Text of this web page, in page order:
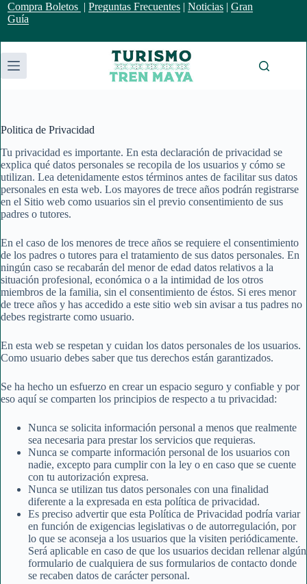
Saltar
Compra Boletos | Preguntas Frecuentes | Noticias | Gran
Guía
Politica de Privacidad
Tu privacidad es importante. En esta declaración de privacidad se
explica qué datos personales se recopila de los usuarios y cómo se
utilizan. Lea detenidamente estos términos antes de facilitar sus datos
personales en esta web. Los mayores de trece años podrán registrarse
en el Sitio web como usuarios sin el previo consentimiento de sus
padres o tutores.
En el caso de los menores de trece años se requiere el consentimiento
de los padres o tutores para el tratamiento de sus datos personales. En
ningún caso se recabarán del menor de edad datos relativos a la
situación profesional, económica o a la intimidad de los otros
miembros de la familia, sin el consentimiento de éstos. Si eres menor
de trece años y has accedido a este sitio web sin avisar a tus padres no
debes registrarte como usuario.
En esta web se respetan y cuidan los datos personales de los usuarios.
Como usuario debes saber que tus derechos están garantizados.
Se ha hecho un esfuerzo en crear un espacio seguro y confiable y por
eso aquí se comparten los principios de respecto a tu privacidad:
Nunca se solicita información personal a menos que realmente
sea necesaria para prestar los servicios que requieras.
Nunca se comparte información personal de los usuarios con
nadie, excepto para cumplir con la ley o en caso que se cuente
con tu autorización expresa.
Nunca se utilizan tus datos personales con una finalidad
diferente a la expresada en esta política de privacidad.
Es preciso advertir que esta Política de Privacidad podría variar
en función de exigencias legislativas o de autorregulación, por
lo que se aconseja a los usuarios que la visiten periódicamente.
Será aplicable en caso de que los usuarios decidan rellenar algún
formulario de cualquiera de sus formularios de contacto donde
se recaben datos de carácter personal.